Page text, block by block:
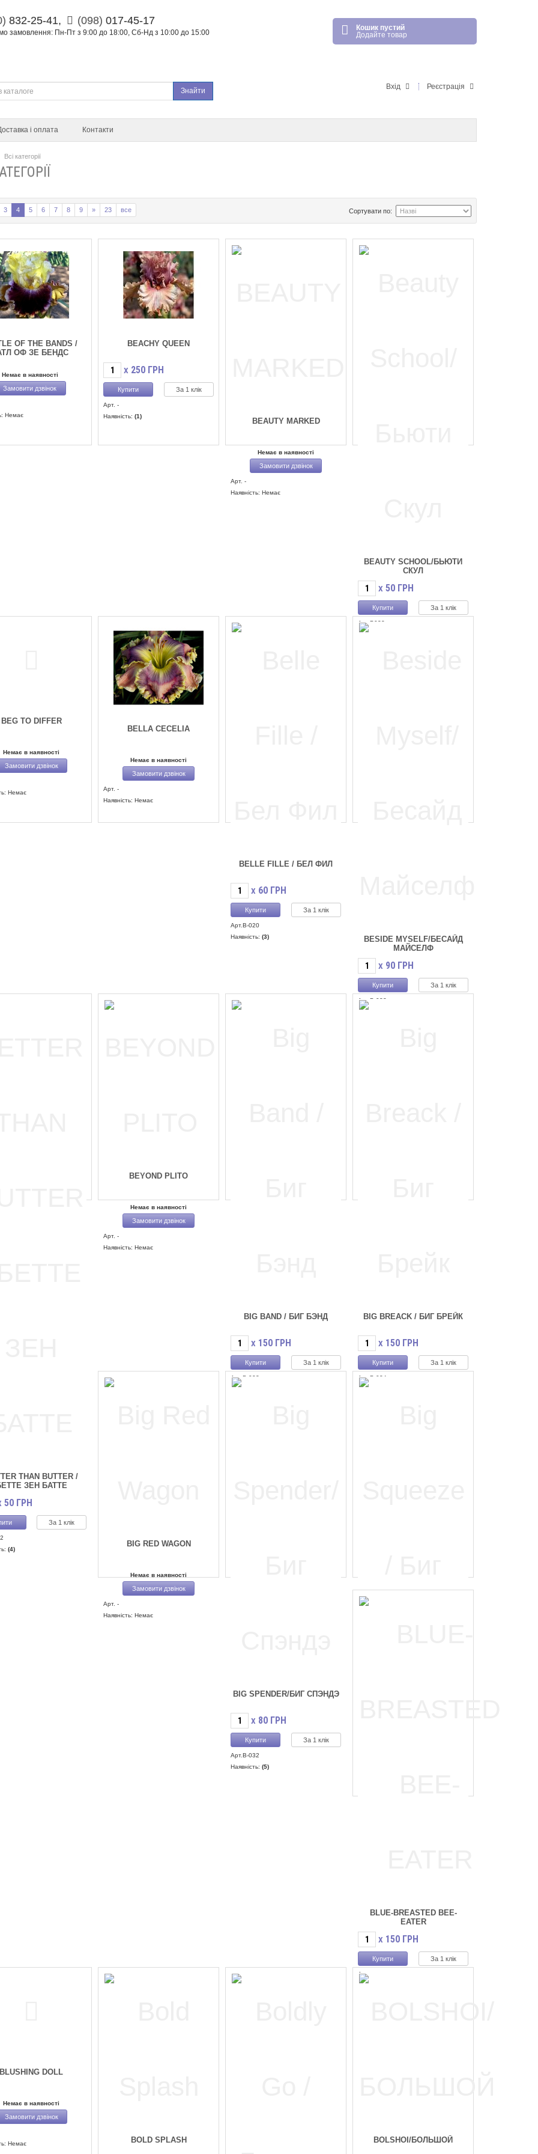
832-25-41, (098) 017-45-17
замовлення: Пн-Пт з 9:00 до 18:00, Сб-Нд з 10:00 до 15:00
Кошик пустий
Додайте товар
Знайти Вхід Реєстрація
і оплата Контакти
Всі категорії
Сортувати по:
3 4 5 6 7 8 9 » 23 все
OF THE BANDS /
ОФ ЗЕ БЕНДС
Немає в наявності
Замовити дзвінок
Немає
BEACHY QUEEN
X 250 ГРН
За 1 клік
Арт. -
Наявність:(1)
BEAUTY MARKED
Немає в наявності
Замовити дзвінок
Арт. -
Наявність: Немає
BEAUTY SCHOOL/БЬЮТИ
СКУЛ
X 50 ГРН
За 1 клік
Арт.B032
Наявність:
BEG TO DIFFER
Немає в наявності
Замовити дзвінок
Немає
BELLA CECELIA
Немає в наявності
Замовити дзвінок
Арт. -
Наявність: Немає
BELLE FILLE / БЕЛ ФИЛ
X 60 ГРН
За 1 клік
Арт.B-020
Наявність:(3)
BESIDE MYSELF/БЕСАЙД
МАЙСЕЛФ
X 90 ГРН
За 1 клік
Арт.B-033
Наявність:
THAN BUTTER /
ЗЕН БАТТЕ
50 ГРН
За 1 клік
(4)
BEYOND PLITO
Немає в наявності
Замовити дзвінок
Арт. -
Наявність: Немає
BIG BAND / БИГ БЭНД
X 150 ГРН
За 1 клік
Арт.B-023
Наявність:
BIG BREACK / БИГ БРЕЙК
X 150 ГРН
За 1 клік
Арт.B-024
Наявність:
BIG RED WAGON
Немає в наявності
Замовити дзвінок
Арт. -
Наявність: Немає
BIG SPENDER/БИГ СПЭНДЭ
X 80 ГРН
За 1 клік
Арт.B-032
Наявність:(5)
BLUE-BREASTED BEE-
EATER
X 150 ГРН
За 1 клік
Арт. -
Наявність:
BLUSHING DOLL
Немає в наявності
Замовити дзвінок
Немає
BOLD SPLASH BOLSHOI/БОЛЬШОЙ